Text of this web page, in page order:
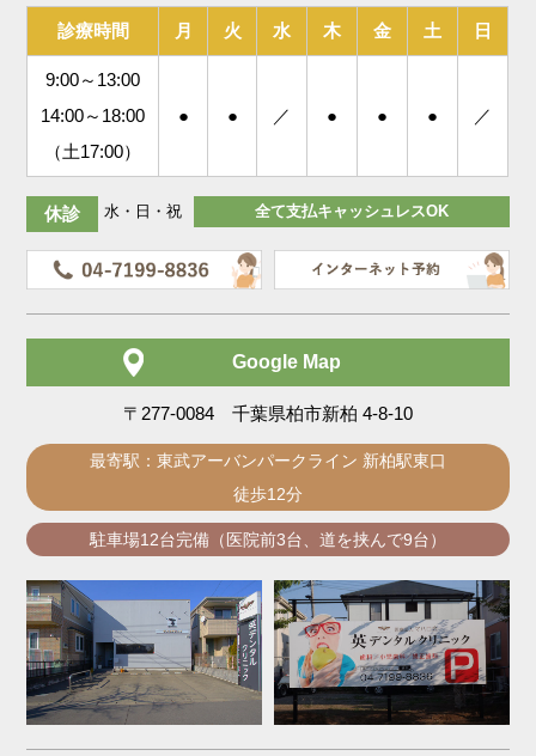
診療時間 月 火 水 木 金 土 日
9:00～13:00
14:00～18:00
（土17:00）
● ● ／ ● ● ● ／
休診 水・日・祝 全て支払キャッシュレスOK
Google Map
〒277-0084 千葉県柏市新柏 4-8-10
最寄駅：東武アーバンパークライン 新柏駅東口
徒歩12分
駐車場12台完備（医院前3台、道を挟んで9台）